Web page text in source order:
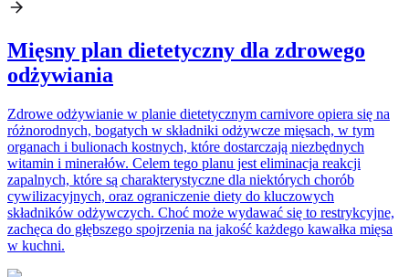
Mięsny plan dietetyczny dla zdrowego
odżywiania
Zdrowe odżywianie w planie dietetycznym carnivore opiera się na
różnorodnych, bogatych w składniki odżywcze mięsach, w tym
organach i bulionach kostnych, które dostarczają niezbędnych
witamin i minerałów. Celem tego planu jest eliminacja reakcji
zapalnych, które są charakterystyczne dla niektórych chorób
cywilizacyjnych, oraz ograniczenie diety do kluczowych
składników odżywczych. Choć może wydawać się to restrykcyjne,
zachęca do głębszego spojrzenia na jakość każdego kawałka mięsa
w kuchni.